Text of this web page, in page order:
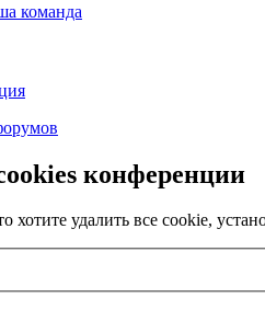
команда
конференции
хотите удалить все cookie,